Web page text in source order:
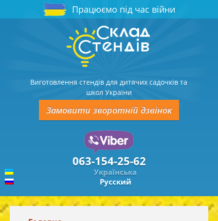
Працюємо під час війни
Виготовлення стендів для дитячих садочків та
школ України
Замовити зворотній дзвінок
063-154-25-62
Українська
Русский